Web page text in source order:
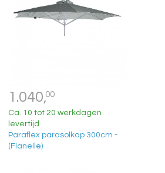
1.040,00
Ca. 10 tot 20 werkdagen
levertijd
Paraflex parasolkap 300cm -
(Flanelle)